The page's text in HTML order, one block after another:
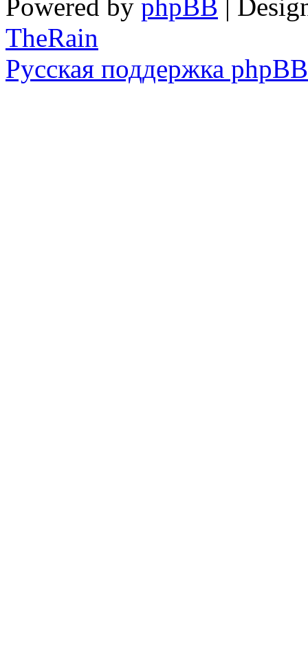
Powered by phpBB |
TheRain
Русская поддержка phpBB